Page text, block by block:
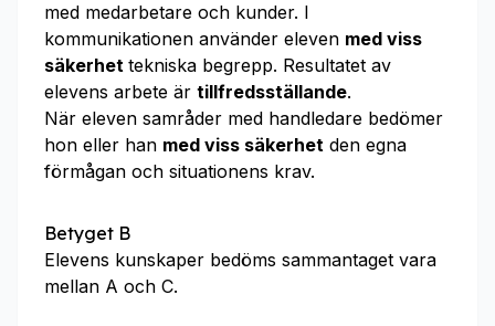
med medarbetare och kunder. I
kommunikationen använder eleven med viss
säkerhet tekniska begrepp. Resultatet av
elevens arbete är tillfredsställande.
När eleven samråder med handledare bedömer
hon eller han med viss säkerhet den egna
förmågan och situationens krav.
Betyget B
Elevens kunskaper bedöms sammantaget vara
mellan A och C.